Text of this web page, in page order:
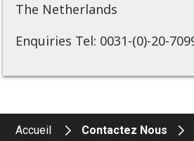
The Netherlands
Enquiries Tel: 0031-(0)-20-
Accueil Contactez Nous